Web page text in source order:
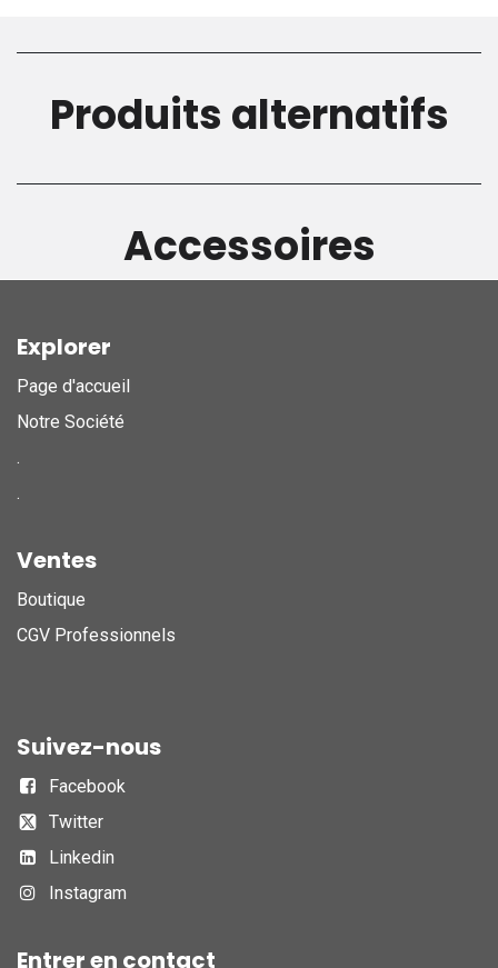
Produits alternatifs
Accessoires
Explorer
Page d'accueil
Notre Société
.
.
Ventes
Boutique
CGV Professionnels
Suivez-nous
Facebook
Twitter
Linkedin
Instagram
Entrer en contact